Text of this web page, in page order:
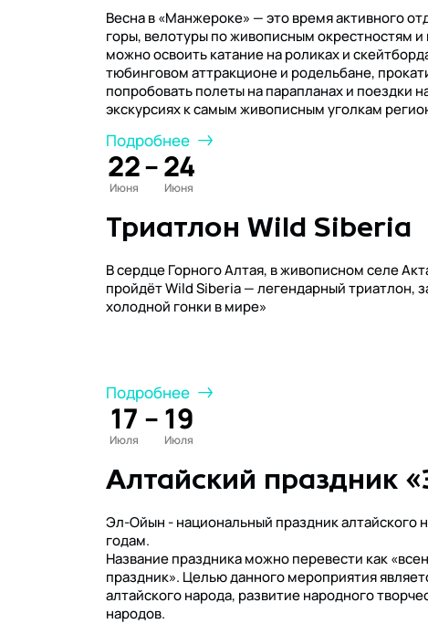
Весна в «Манжероке» — это время активного
горы, велотуры по живописным окрестностям
можно освоить катание на роликах и
тюбинговом аттракционе и родельбане,
попробовать полеты на парапланах и поездки
экскурсиях к самым живописным уголкам
Подробнее
22
Июня
–24
Июня
Триатлон Wild Siberia
В сердце Горного Алтая, в живописном селе
пройдёт Wild Siberia — легендарный триатлон, заслуживший славу «самой дикой и
холодной гонки в мире»
Подробнее
17
Июля
–19
Июля
Алтайский праздник
Эл-Ойын - национальный праздник алтайского
годам.
Название праздника можно перевести как
праздник». Целью данного мероприятия
алтайского народа, развитие народного
народов.